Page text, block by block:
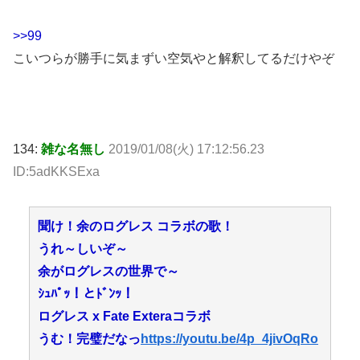
>>99
こいつらが勝手に気まずい空気やと解釈してるだけやぞ
134: 雑な名無し 2019/01/08(火) 17:12:56.23
ID:5adKKSExa
聞け！余のログレス コラボの歌！
うれ～しいぞ～
余がログレスの世界で～
ｼｭﾊﾟｯ！とﾄﾞﾝｯ！
ログレス x Fate Exteraコラボ
うむ！完璧だなっ https://youtu.be/4p_4jivOqRo